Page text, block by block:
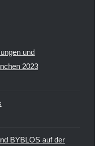
und
2023
BYBLOS auf der